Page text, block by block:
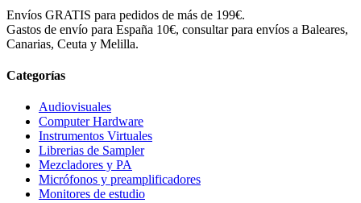
Envíos GRATIS para pedidos de más de 199€.
Gastos de envío para España 10€, consultar para envíos a Baleares,
Canarias, Ceuta y Melilla.
Categorías
Audiovisuales
Computer Hardware
Instrumentos Virtuales
Librerias de Sampler
Mezcladores y PA
Micrófonos y preamplificadores
Monitores de estudio